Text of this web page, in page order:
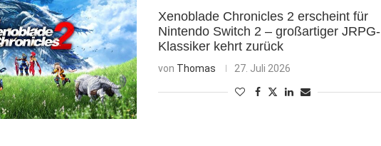
Xenoblade Chronicles 2 erscheint für
Nintendo Switch 2 – großartiger JRPG-
Klassiker kehrt zurück
von Thomas 27. Juli 2026